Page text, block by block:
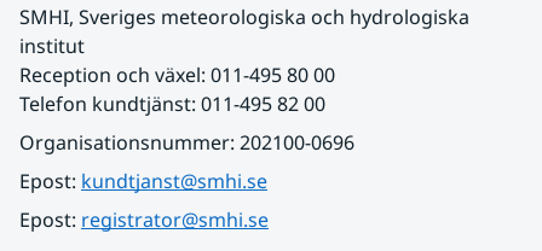
SMHI, Sveriges meteorologiska och hydrologiska
institut
Reception och växel: 011-495 80 00
Telefon kundtjänst: 011-495 82 00
Organisationsnummer: 202100-0696
Epost: kundtjanst@smhi.se
Epost: registrator@smhi.se